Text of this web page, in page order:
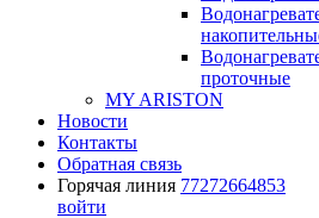
проточные
MY ARISTON
Новости
Контакты
Обратная связь
Горячая линия 77272664853
войти